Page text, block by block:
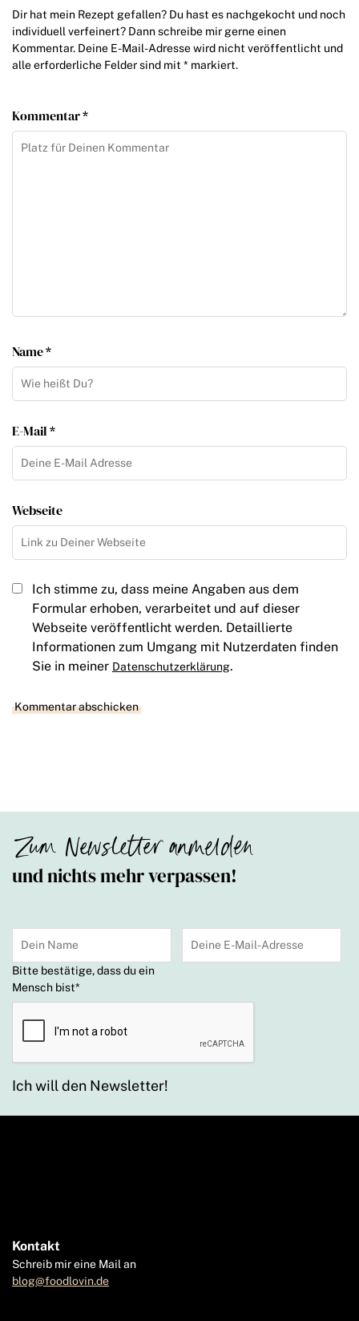
Dir hat mein Rezept gefallen? Du hast es nachgekocht und noch
individuell verfeinert? Dann schreibe mir gerne einen
Kommentar. Deine E-Mail-Adresse wird nicht veröffentlicht und
alle erforderliche Felder sind mit * markiert.
Kommentar *
Name *
E-Mail *
Webseite
Ich stimme zu, dass meine Angaben aus dem
Formular erhoben, verarbeitet und auf dieser
Webseite veröffentlicht werden. Detaillierte
Informationen zum Umgang mit Nutzerdaten finden
Sie in meiner Datenschutzerklärung.
Zum Newsletter anmelden
und nichts mehr verpassen!
Bitte bestätige, dass du ein
Mensch bist*
Ich will den Newsletter!
Kontakt
Schreib mir eine Mail an
blog@foodlovin.de